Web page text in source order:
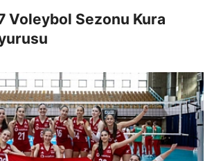
Voleybol Sezonu Kura